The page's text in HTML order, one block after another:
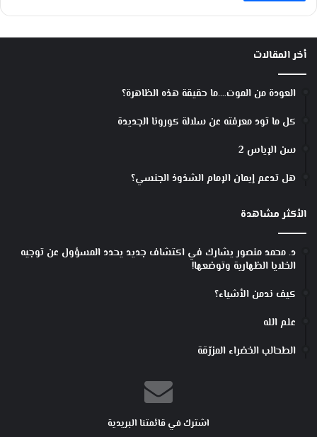
أخر المقالات
العودة من الموت….ما حقيقة هذه الظاهرة؟
كل ما تود معرفته عن سلالة كورونا الجديدة
سن الإياس 2
هل تدعم إيمان الإمام الشذوذ الجنسي؟
الأكثر مشاهدة
د. محمد منصور يشارك في اكتشاف جديد يحدد المسؤول عن توجيه
الخلايا الظهارية وتوضعها!
كيف ندمن الأشياء؟
علم الله
الطحالب الخضراء المزرّقة
اشترك في قائمتنا البريدية